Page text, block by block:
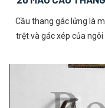
Cầu thang gác lửng là
trệt và gác xép của
nhà. Để có được những
tượng và an toàn cho
cầu thang